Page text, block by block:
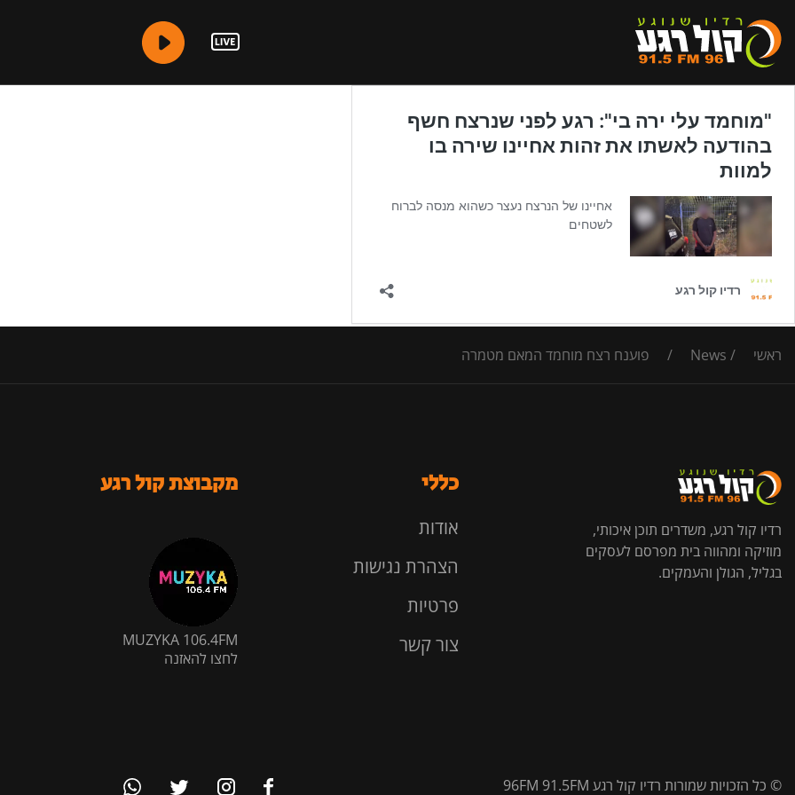
ראשי /
News
/ פוענח רצח מוחמד המאם מטמרה
רדיו קול רגע, משדרים תוכן איכותי,
מוזיקה ומהווה בית מפרסם לעסקים
בגליל, הגולן והעמקים.
כללי
אודות
הצהרת נגישות
פרטיות
צור קשר
מקבוצת קול רגע
MUZYKA 106.4FM
לחצו להאזנה
© כל הזכויות שמורות רדיו קול רגע 96FM 91.5FM